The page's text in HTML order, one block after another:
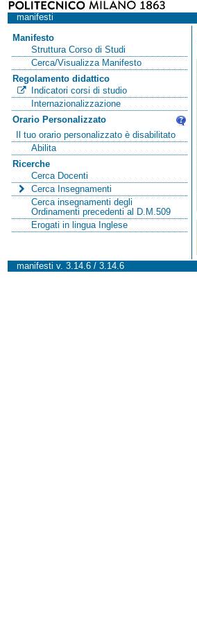
manifesti
Manifesto
Struttura Corso di Studi
Cerca/Visualizza Manifesto
Regolamento didattico
Indicatori corsi di studio
Internazionalizzazione
Orario Personalizzato
Il tuo orario personalizzato è disabilitato
Abilita
Ricerche
Cerca Docenti
Cerca Insegnamenti
Cerca insegnamenti degli
Ordinamenti precedenti al D.M.509
Erogati in lingua Inglese
manifesti v. 3.14.6 / 3.14.6